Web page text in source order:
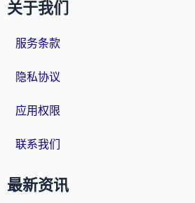
关于我们
服务条款
隐私协议
应用权限
联系我们
最新资讯